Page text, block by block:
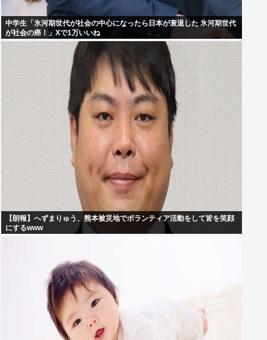
中学生「氷河期世代が社会の中心になったら日本が衰退した 氷河期世代
が社会の癌！」Xで1万いいね
【朗報】へずまりゅう、熊本被災地でボランティア活動をして皆を笑顔
にするwww